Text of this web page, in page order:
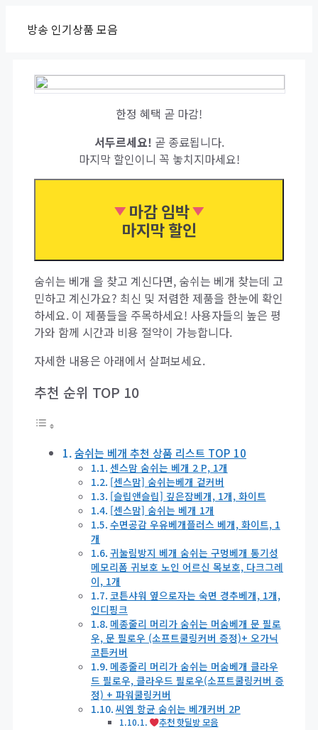
방송 인기상품 모음
한정 혜택 곧 마감!
서두르세요! 곧 종료됩니다.
마지막 할인이니 꼭 놓치지마세요!
마감 임박
마지막 할인
숨쉬는 베개 을 찾고 계신다면, 숨쉬는 베개 찾는데 고
민하고 계신가요? 최신 및 저렴한 제품을 한눈에 확인
하세요. 이 제품들을 주목하세요! 사용자들의 높은 평
가와 함께 시간과 비용 절약이 가능합니다.
자세한 내용은 아래에서 살펴보세요.
추천 순위 TOP 10
숨쉬는 베개 추천 상품 리스트 TOP 10
센스맘 숨쉬는 베개 2 P, 1개
[센스맘] 숨쉬는베개 겉커버
[슬립앤슬립] 깊은잠베개, 1개, 화이트
[센스맘] 숨쉬는 베개 1개
수면공감 우유베개플러스 베개, 화이트, 1
개
귀눌림방지 베개 숨쉬는 구멍베개 통기성
메모리폼 귀보호 노인 어르신 목보호, 다크그레
이, 1개
코튼샤워 옆으로자는 숙면 경추베개, 1개,
인디핑크
메종줄리 머리가 숨쉬는 머숨베개 문 필로
우, 문 필로우 (소프트쿨링커버 증정)+ 오가닉
코튼커버
메종줄리 머리가 숨쉬는 머숨베개 클라우
드 필로우, 클라우드 필로우(소프트쿨링커버 증
정) + 파워쿨링커버
씨엠 항균 숨쉬는 베개커버 2P
추천 핫딜방 모음